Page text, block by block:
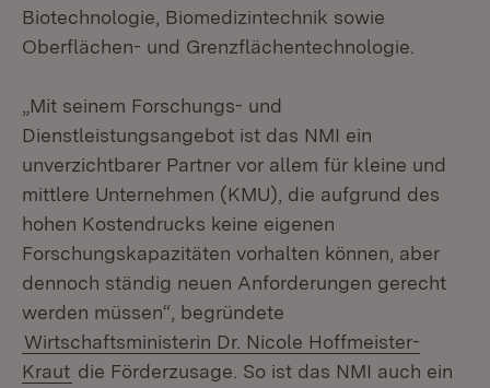
Biotechnologie, Biomedizintechnik sowie
Oberflächen- und Grenzflächentechnologie.
„Mit seinem Forschungs- und
Dienstleistungsangebot ist das NMI ein
unverzichtbarer Partner vor allem für kleine und
mittlere Unternehmen (KMU), die aufgrund des
hohen Kostendrucks keine eigenen
Forschungskapazitäten vorhalten können, aber
dennoch ständig neuen Anforderungen gerecht
werden müssen“, begründete
Wirtschaftsministerin Dr. Nicole Hoffmeister-
Kraut die Förderzusage. So ist das NMI auch ein